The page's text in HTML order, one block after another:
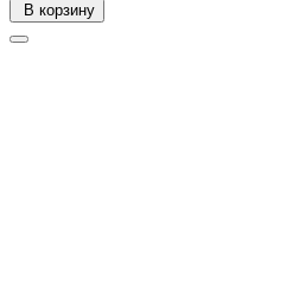
В корзину